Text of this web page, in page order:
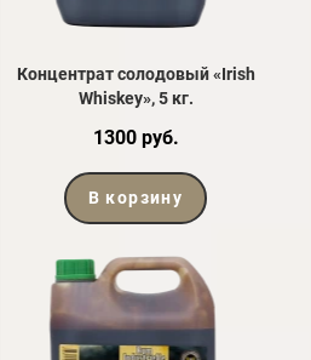
Концентрат солодовый «Irish
Whiskey», 5 кг.
1300 руб.
В корзину